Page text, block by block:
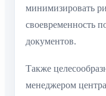
минимизировать
своевременность
документов.
Также
менеджером